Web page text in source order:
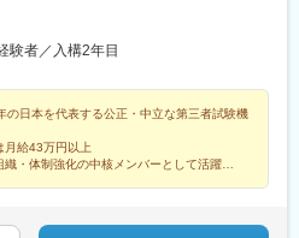
験者／入構2年目
の日本を代表する公正・中立な第三者試験機
給43万円以上
・体制強化の中核メンバーとして活躍